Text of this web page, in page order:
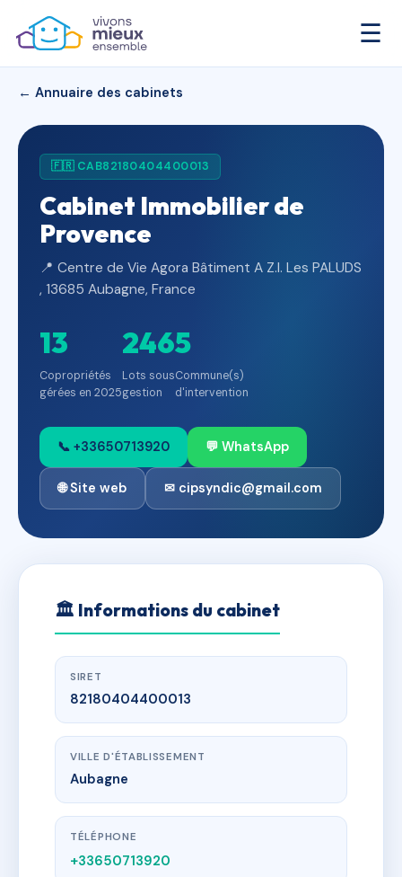
☰
← Annuaire des cabinets
🇫🇷 CAB82180404400013
Cabinet Immobilier de
Provence
📍 Centre de Vie Agora Bâtiment A Z.I. Les PALUDS
​, 13685 Aubagne, France
13
Copropriétés
gérées en 2025
246
Lots sous
gestion
5
Commune(s)
d'intervention
📞 +33650713920 💬 WhatsApp
🌐 Site web ✉ cipsyndic@gmail.com
🏛 Informations du cabinet
SIRET
82180404400013
VILLE D'ÉTABLISSEMENT
Aubagne
TÉLÉPHONE
+33650713920